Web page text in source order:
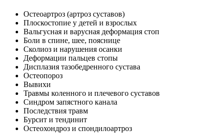
Остеоартроз (артроз суставов)
Плоскостопие у детей и взрослых
Вальгусная и варусная деформация стоп
Боли в спине, шее, пояснице
Сколиоз и нарушения осанки
Деформации пальцев стопы
Дисплазия тазобедренного сустава
Остеопороз
Вывихи
Травмы коленного и плечевого суставов
Синдром запястного канала
Последствия травм
Бурсит и тендинит
Остеохондроз и спондилоартроз